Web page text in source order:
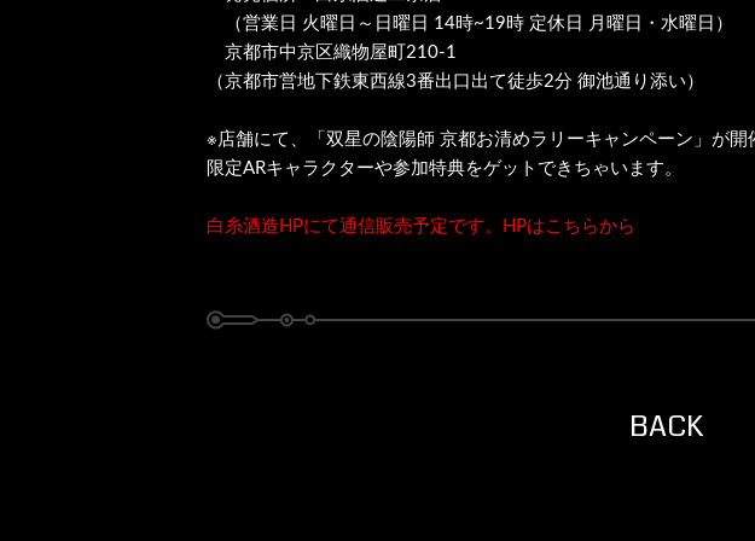
（営業日 火曜日～日曜日 14時~19時 定休日 月曜日・水曜日）
京都市中京区織物屋町210-1
（京都市営地下鉄東西線3番出口出て徒歩2分 御池通り添い）
※店舗にて、「双星の陰陽師 京都お清めラリーキャンペーン」が開
限定ARキャラクターや参加特典をゲットできちゃいます。
白糸酒造HPにて通信販売予定です。HPはこちらから
BACK